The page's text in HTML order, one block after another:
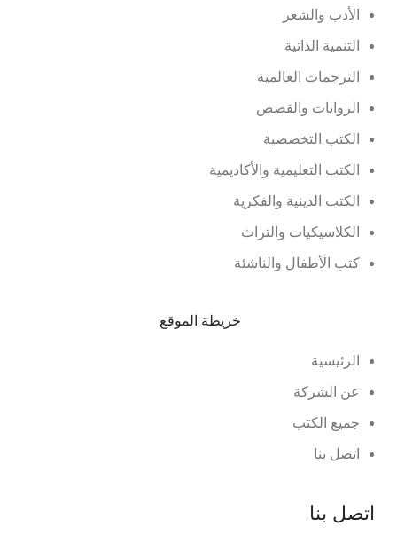
الأدب والشعر
التنمية الذاتية
الترجمات العالمية
الروايات والقصص
الكتب التخصصية
الكتب التعليمية والأكاديمية
الكتب الدينية والفكرية
الكلاسيكيات والتراث
كتب الأطفال والناشئة
خريطة الموقع
الرئيسية
عن الشركة
جميع الكتب
اتصل بنا
اتصل بنا